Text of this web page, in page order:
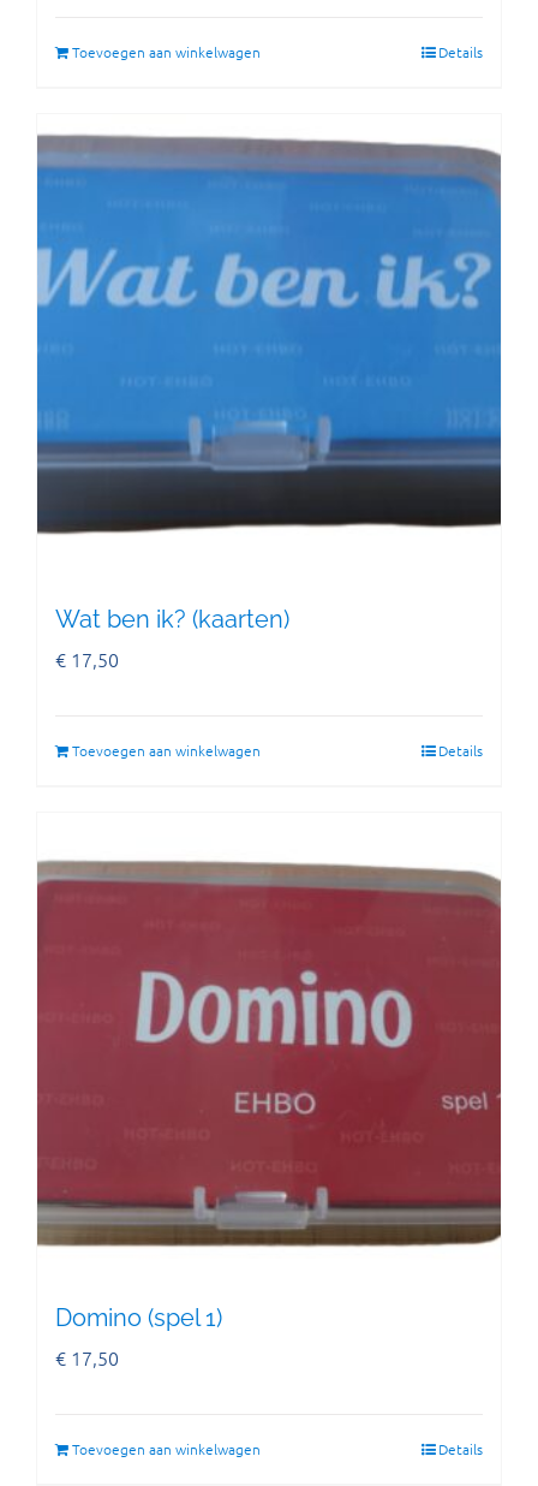
Toevoegen aan winkelwagen Details
Wat ben ik? (kaarten)
€ 17,50
Toevoegen aan winkelwagen Details
Domino (spel 1)
€ 17,50
Toevoegen aan winkelwagen Details